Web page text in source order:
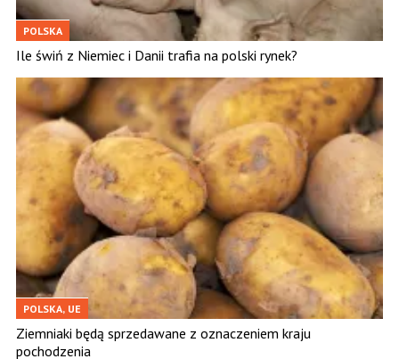
POLSKA
Ile świń z Niemiec i Danii trafia na polski rynek?
POLSKA, UE
Ziemniaki będą sprzedawane z oznaczeniem kraju
pochodzenia